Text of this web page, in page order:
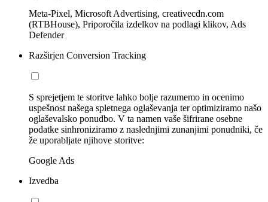
Meta-Pixel, Microsoft Advertising, creativecdn.com
(RTBHouse), Priporočila izdelkov na podlagi klikov, Ads
Defender
Razširjen Conversion Tracking
S sprejetjem te storitve lahko bolje razumemo in ocenimo
uspešnost našega spletnega oglaševanja ter optimiziramo našo
oglaševalsko ponudbo. V ta namen vaše šifrirane osebne
podatke sinhroniziramo z naslednjimi zunanjimi ponudniki, če
že uporabljate njihove storitve:
Google Ads
Izvedba